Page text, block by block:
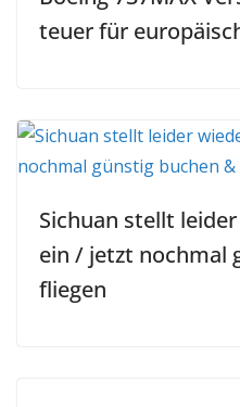
teuer für
Sichuan stellt
ein / jetzt nochmal
fliegen